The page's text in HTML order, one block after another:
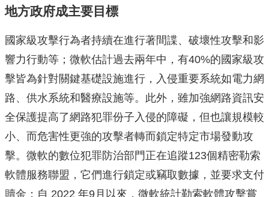
地方政府成主要目標
國家級攻擊行為者持續在進行著間諜、破壞性攻擊和影
響力行動等；微軟估計過去兩年中，有40%的國家級攻
擊皆為針對關鍵基礎設施進行，入侵重要系統如電力網
路、供水系統和醫療設施等。此外，雖加強網路資訊安
全保護提高了網路犯罪份子入侵的障礙，但也讓規模較
小、而危害性更強的攻擊者轉而鎖定特定市場發動攻
擊。微軟的數位犯罪防治部門正在追蹤123個精密勒索
軟體服務聯盟，它們進行鎖定或竊取數據，並要求支付
贖金；自 2022 年9月以來，微軟統計勒索軟體攻擊嘗